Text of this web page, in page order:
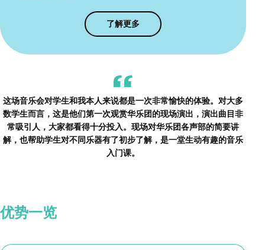
了解更多
这场音乐会对学生和我本人来说都是一次非常愉快的体验。对大多
数学生而言，这是他们第一次观赏华乐团的现场演出，演出曲目非
常吸引人，大家都看得十分投入。现场对华乐团各声部的简要讲
解，也帮助学生对不同乐器有了初步了解，是一堂生动有趣的音乐
入门课。
优势一览